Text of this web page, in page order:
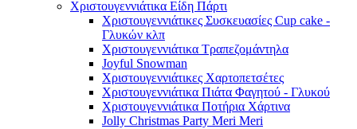
Χριστουγεννιάτικα Είδη Πάρτι
Χριστουγεννιάτικες Συσκευασίες Cup cake -
Γλυκών κλπ
Χριστουγεννιάτικα Τραπεζομάντηλα
Joyful Snowman
Χριστουγεννιάτικες Χαρτοπετσέτες
Χριστουγεννιάτικα Πιάτα Φαγητού - Γλυκού
Χριστουγεννιάτικα Ποτήρια Χάρτινα
Jolly Christmas Party Meri Meri